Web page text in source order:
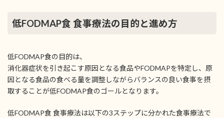
低FODMAP食 食事療法の目的と進め方
低FODMAP食の目的は、
消化器症状を引き起こす原因となる食品やFODMAPを特定し、原
因となる食品の食べる量を調整しながらバランスの良い食事を摂
取することが低FODMAP食のゴールとなります。
低FODMAP食 食事療法は以下の3ステップに分かれた食事療法で